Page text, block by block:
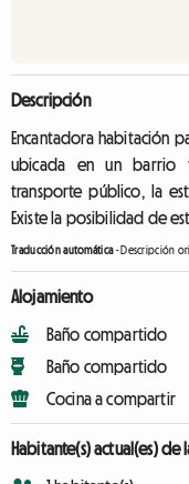
Descripción
Encantadora habitación
ubicada en un barrio
transporte público, la
Existe la posibilidad de
Traducción automática-Descripción
Alojamiento
Baño compartido
Baño compartido
Cocina a compartir
Habitante(s) actual(es) de